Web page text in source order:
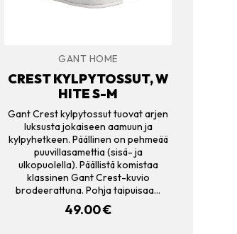
GANT HOME
CREST KYLPYTOSSUT, W
HITE S-M
Gant Crest kylpytossut tuovat arjen
luksusta jokaiseen aamuun ja
kylpyhetkeen. Päällinen on pehmeää
puuvillasamettia (sisä- ja
ulkopuolella). Päällistä komistaa
klassinen Gant Crest-kuvio
brodeerattuna. Pohja taipuisaa…
49.00€